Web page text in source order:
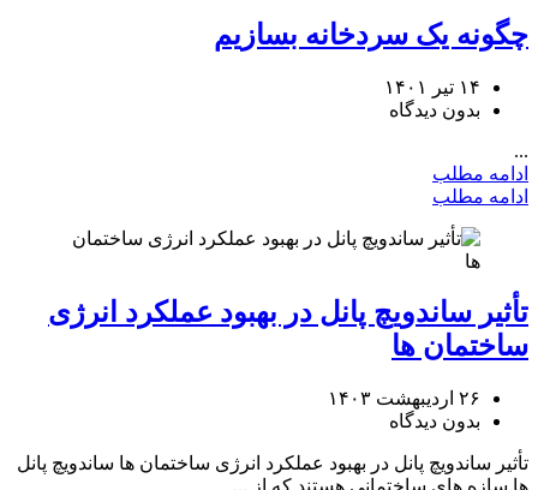
چگونه یک سردخانه بسازیم
۱۴ تیر ۱۴۰۱
بدون دیدگاه
...
ادامه مطلب
ادامه مطلب
تأثیر ساندویچ پانل در بهبود عملکرد انرژی
ساختمان ها
۲۶ اردیبهشت ۱۴۰۳
بدون دیدگاه
تأثیر ساندویچ پانل در بهبود عملکرد انرژی ساختمان ها ساندویچ پانل